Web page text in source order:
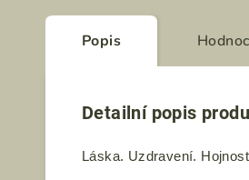
Popis
Detailní popis
Láska. Uzdravení.